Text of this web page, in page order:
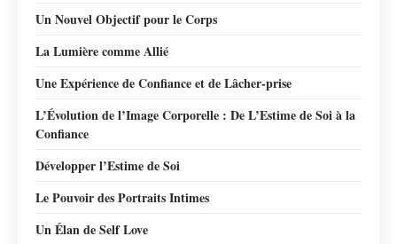
Un Nouvel Objectif pour le Corps
La Lumière comme Allié
Une Expérience de Confiance et de Lâcher-prise
L’Évolution de l’Image Corporelle : De L’Estime de Soi à la
Confiance
Développer l’Estime de Soi
Le Pouvoir des Portraits Intimes
Un Élan de Self Love